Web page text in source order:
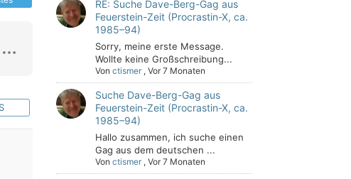
RE: Suche Dave-Berg-Gag aus
Feuerstein-Zeit (Procrastin-X, ca.
1985–94)
Sorry, meine erste Message.
Wollte keine Großschreibung...
Vonctismer ,Vor 7 Monaten
Suche Dave-Berg-Gag aus
Feuerstein-Zeit (Procrastin-X, ca.
1985–94)
Hallo zusammen, ich suche einen
Gag aus dem deutschen ...
Vonctismer ,Vor 7 Monaten